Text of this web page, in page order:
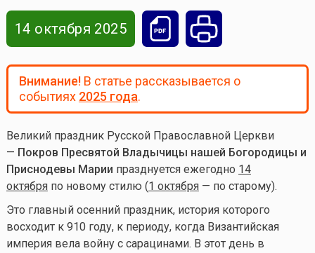
14 октября 2025
Внимание!В статье рассказывается о
событиях 2025 года.
Великий праздник Русской Православной Церкви
— Покров Пресвятой Владычицы нашей Богородицы и
Приснодевы Марии празднуется ежегодно 14
октябряпо новому стилю (1 октября— по старому).
Это главный осенний праздник, история которого
восходит к 910 году, к периоду, когда Византийская
империя вела войну с сарацинами. В этот день в